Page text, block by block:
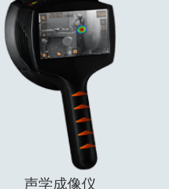
声学成像仪